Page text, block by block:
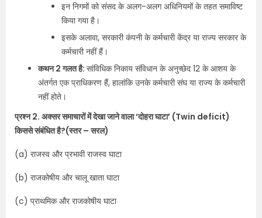
इन निगमों को संसद के अलग-अलग अधिनियमों के तहत समाविष्ट
किया गया है।
इसके अलावा, सरकारी कंपनी के कर्मचारी केंद्र या राज्य सरकार के
कर्मचारी नहीं हैं।
कथन 2 गलत है: सांविधिक निकाय संविधान के अनुच्छेद 12 के आशय के
अंतर्गत एक प्राधिकरण हैं, हालांकि उनके कर्मचारी संघ या राज्य के कर्मचारी
नहीं होते।
प्रश्न 2. अक्सर समाचारों में देखा जाने वाला ‘दोहरा घाटा’ (Twin deficit)
किससे संबंधित है?(स्तर – सरल)
(a) राजस्व और प्रभावी राजस्व घाटा
(b) राजकोषीय और चालू खाता घाटा
(c) प्राथमिक और राजकोषीय घाटा